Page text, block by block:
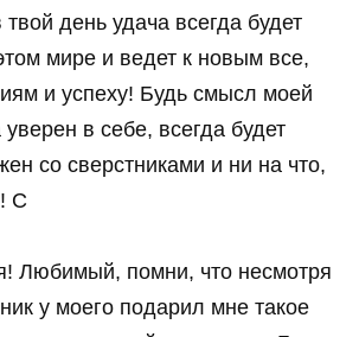
день удача всегда будет
мире и ведет к новым все,
и успеху! Будь смысл моей
в себе, всегда будет
со сверстниками и ни на что,
С
Любимый, помни, что несмотря
у моего подарил мне такое